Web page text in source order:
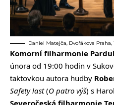
Daniel Matejča, Dvořákova Praha,
Komorní filharmonie
února od 19:00 hodin v
taktovkou autora hudby
Safety last(O patro výš) s
Severočeská filharmonie